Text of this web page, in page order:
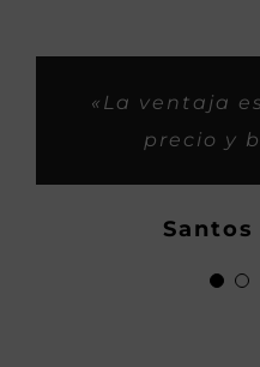
«La ventaja
precio y
Santos
«Siempre
super bien,
«Son
con iniciativa
«Muy rápidos
«Trabajos